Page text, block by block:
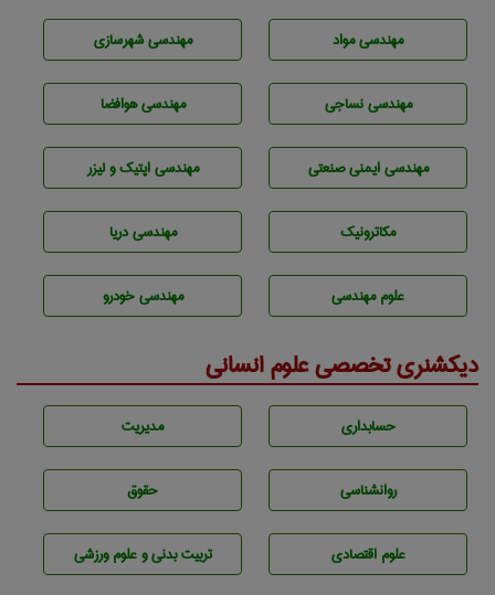
مهندسی مواد مهندسی شهرسازی
مهندسي نساجی مهندسی هوافضا
مهندسی ایمنی صنعتی مهندسی اپتیک و لیزر
مکاترونیک مهندسی دریا
علوم مهندسی مهندسی خودرو
دیکشنری تخصصی علوم انسانی
حسابداری مديريت
روانشناسی حقوق
علوم اقتصادی تربيت بدنی و علوم ورزشی